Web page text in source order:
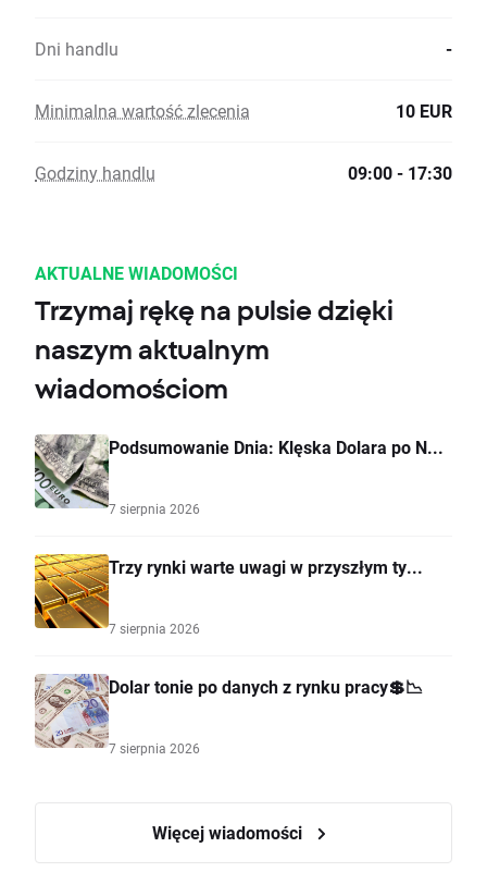
Dni handlu -
Minimalna wartość zlecenia 10 EUR
Godziny handlu 09:00 - 17:30
AKTUALNE WIADOMOŚCI
Trzymaj rękę na pulsie dzięki
naszym aktualnym
wiadomościom
Podsumowanie Dnia: Klęska Dolara po N...
7 sierpnia 2026
Trzy rynki warte uwagi w przyszłym ty...
7 sierpnia 2026
Dolar tonie po danych z rynku pracy💲📉
7 sierpnia 2026
Więcej wiadomości